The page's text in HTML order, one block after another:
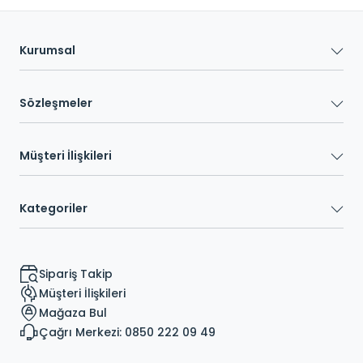
Kurumsal
Sözleşmeler
Müşteri İlişkileri
Kategoriler
Sipariş Takip
Müşteri İlişkileri
Mağaza Bul
Çağrı Merkezi: 0850 222 09 49